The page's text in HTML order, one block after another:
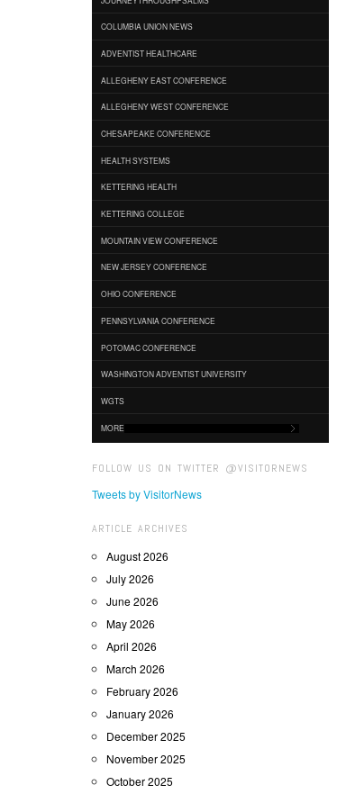
COLUMBIA UNION NEWS
ADVENTIST HEALTHCARE
ALLEGHENY EAST CONFERENCE
ALLEGHENY WEST CONFERENCE
CHESAPEAKE CONFERENCE
HEALTH SYSTEMS
KETTERING HEALTH
KETTERING COLLEGE
MOUNTAIN VIEW CONFERENCE
NEW JERSEY CONFERENCE
OHIO CONFERENCE
PENNSYLVANIA CONFERENCE
POTOMAC CONFERENCE
WASHINGTON ADVENTIST UNIVERSITY
WGTS
MORE
FOLLOW US ON TWITTER @VISITORNEWS
Tweets by VisitorNews
ARTICLE ARCHIVES
August 2026
July 2026
June 2026
May 2026
April 2026
March 2026
February 2026
January 2026
December 2025
November 2025
October 2025